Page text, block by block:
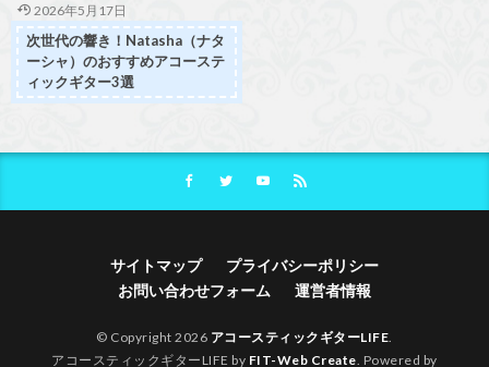
2026年5月17日
次世代の響き！Natasha（ナタ
ーシャ）のおすすめアコーステ
ィックギター3選
サイトマップ
プライバシーポリシー
お問い合わせフォーム
運営者情報
© Copyright 2026 アコースティックギターLIFE
アコースティックギターLIFE by FIT-Web Create . Powered by